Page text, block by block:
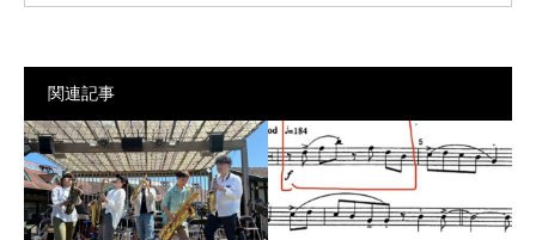
関連記事